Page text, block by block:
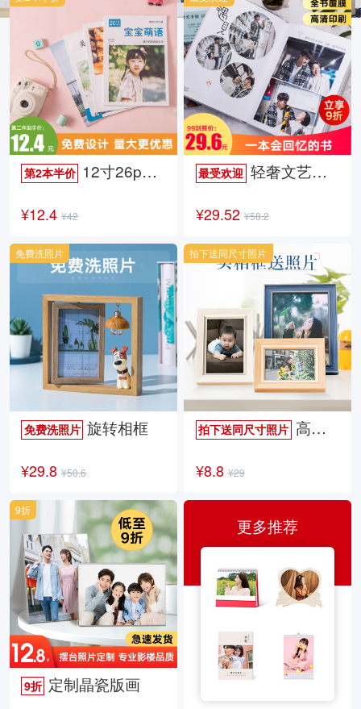
第2本半价 12寸26p时尚杂志册
¥12.4 ¥42
最受欢迎轻奢文艺照片书
¥29.52 ¥58.2
免费洗照片 旋转相框
¥29.8 ¥50.6
免费洗照片
拍下送同尺寸照片高档欧式相框
¥8.8 ¥29
拍下送同尺寸照片
9折 定制晶瓷版画
9折
更多推荐